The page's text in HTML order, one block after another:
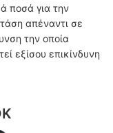
ποσά για την
απέναντι σε
την οποία
εξίσου επικίνδυνη